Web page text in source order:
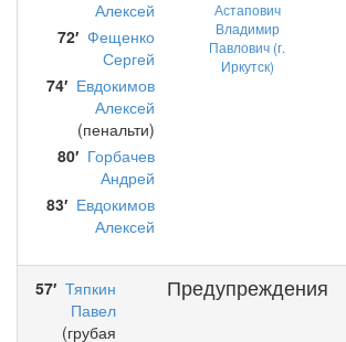
Алексей
72′ Фещенко
Сергей
74′ Евдокимов
Алексей
(пенальти)
80′ Горбачев
Андрей
83′ Евдокимов
Алексей
Астапович
Владимир
Павлович (г.
Иркутск)
57′ Тяпкин
Павел
(грубая
Предупреждения